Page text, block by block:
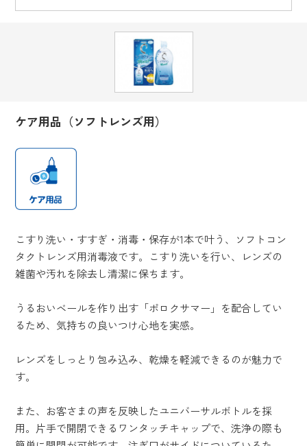
ケア用品（ソフトレンズ用）
こすり洗い・すすぎ・消毒・保存が1本で叶う、ソフトコン
タクトレンズ用消毒液です。こすり洗いを行い、レンズの
雑菌や汚れを除去し清潔に保ちます。
うるおいベールを作り出す「ポロクサマー」を配合してい
るため、気持ちの良いつけ心地を実感。
レンズをしっとり包み込み、乾燥を軽減できるのが魅力で
す。
また、お客さまの声を反映したユニバーサルボトルを採
用。片手で開閉できるワンタッチキャップで、洗浄の際も